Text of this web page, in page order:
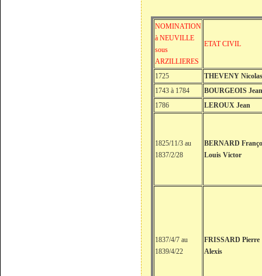
NOMINATION
à NEUVILLE
sous
ARZILLIERES
ETAT CIVIL
1725
THEVENY Nicolas
1743 à 1784
BOURGEOIS Jean
1786
LEROUX Jean
1825/11/3 au
1837/2/28
BERNARD
Louis Victor
1837/4/7 au
1839/4/22
FRISSARD Pierre
Alexis